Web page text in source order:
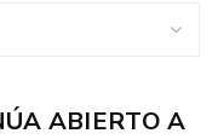
ABIERTO A